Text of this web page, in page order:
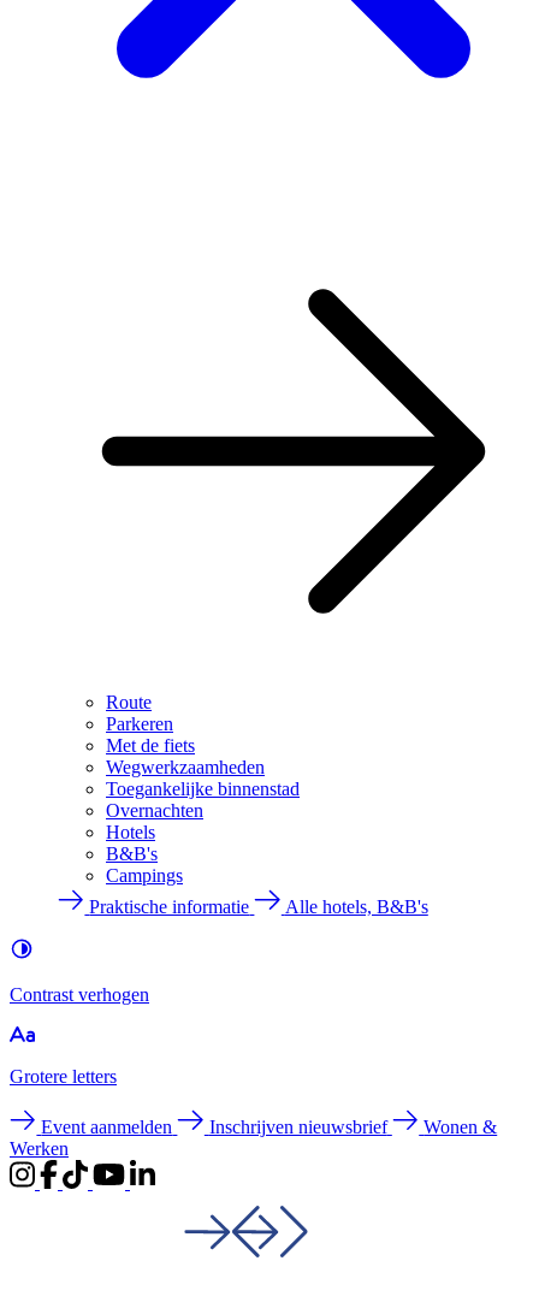
Route
Parkeren
Met de fiets
Wegwerkzaamheden
Toegankelijke binnenstad
Overnachten
Hotels
B&B's
Campings
Praktische informatie
Alle hotels, B&B's
Contrast verhogen
Grotere letters
Event aanmelden Inschrijven nieuwsbrief
Wonen &
Werken